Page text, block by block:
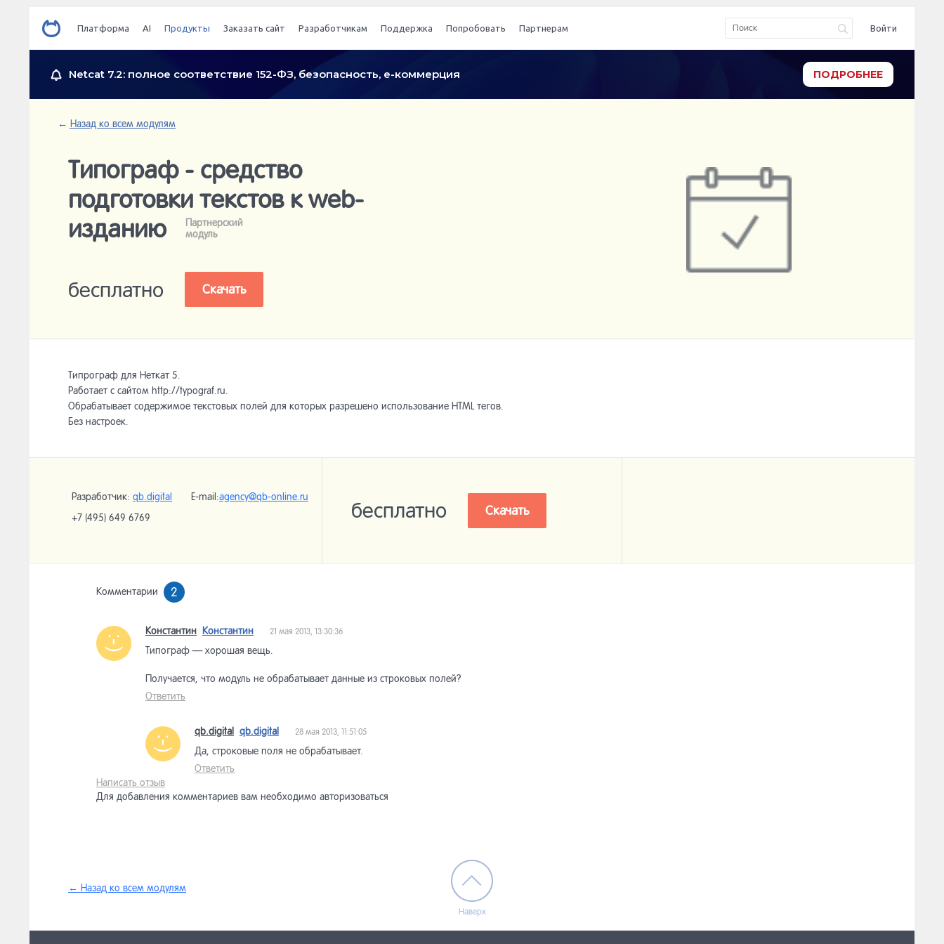
Платформа AI Продукты Заказать сайт Разработчикам Поддержка Попробовать Партнерам Войти
Netcat 7.2: полное соответствие 152-ФЗ, безопасность, е-коммерция ПОДРОБНЕЕ
← Назад ко всем модулям
Типограф - средство
подготовки текстов к web-
изданию
Партнерский
модуль
бесплатно Скачать
Типрограф для Неткат 5.
Работает с сайтом http://typograf.ru.
Обрабатывает содержимое текстовых полей для которых разрешено использование HTML тегов.
Без настроек.
Разработчик: qb.digital E-mail:agency@qb-online.ru
+7 (495) 649 6769
бесплатно Скачать
Комментарии 2
Константин Константин 21 мая 2013, 13:30:36
Типограф — хорошая вещь.
Получается, что модуль не обрабатывает данные из строковых полей?
Ответить
qb.digital qb.digital 28 мая 2013, 11:51:05
Да, строковые поля не обрабатывает.
Ответить
Написать отзыв
Для добавления комментариев вам необходимо авторизоваться
← Назад ко всем модулям
Наверх